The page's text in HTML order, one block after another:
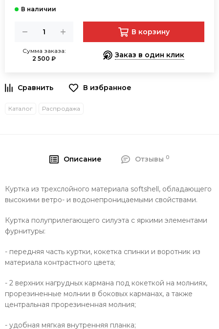
Сумма заказа:
2 500 ₽
В корзину
Заказ в один клик
В избранное
Каталог Распродажа
Описание Отзывы 0
Куртка из трехслойного материала softshell, обладающего
высокими ветро- и водонепроницаемыми свойствами.
Куртка полуприлегающего силуэта с яркими элементами
фурнитуры:
- передняя часть куртки, кокетка спинки и воротник из
материала контрастного цвета;
- 2 верхних нагрудных кармана под кокеткой на молниях,
прорезиненные молнии в боковых карманах, а также
центральная прорезиненная молния;
- удобная мягкая внутренняя планка;